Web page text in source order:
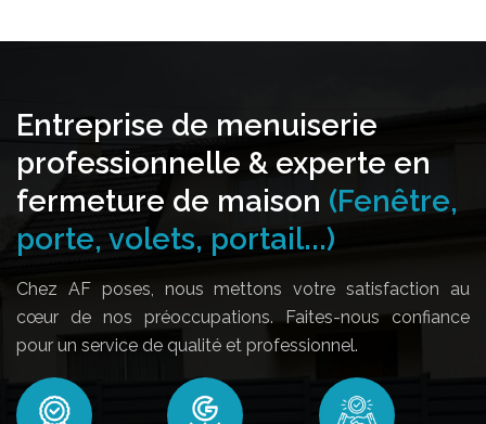
Entreprise de menuiserie
professionnelle & experte en
fermeture de maison (Fenêtre,
porte, volets, portail...)
Chez AF poses, nous mettons votre satisfaction au
cœur de nos préoccupations. Faites-nous confiance
pour un service de qualité et professionnel.